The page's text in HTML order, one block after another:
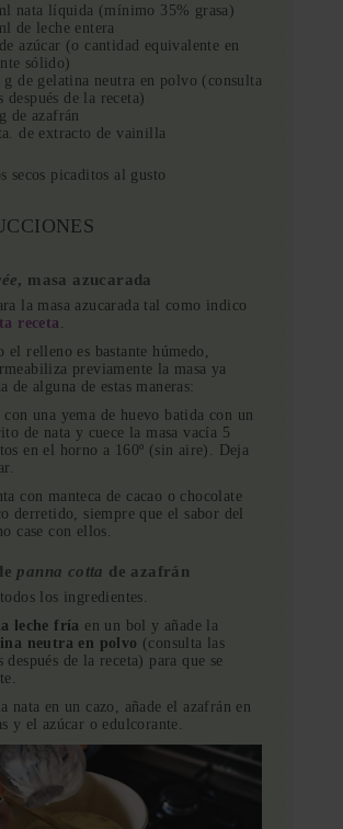
nata líquida (mínimo 35% grasa)
de leche entera
azúcar (o cantidad equivalente en
sólido)
g de gelatina neutra en polvo (consulta
después de la receta)
de azafrán
de extracto de vainilla
secos picaditos al gusto
, masa azucarada
la masa azucarada tal como indico
receta.
el relleno es bastante húmedo,
previamente la masa ya
de alguna de estas maneras:
con una yema de huevo batida con un
de nata y cuece la masa vacía 5
en el horno a 160º (sin aire). Deja
con manteca de cacao o chocolate
derretido, siempre que el sabor del
case con ellos.
panna cotta de azafrán
todos los ingredientes.
la leche fría en un bol y añade la
neutra en polvo (consulta las
después de la receta) para que se
nata en un cazo, añade el azafrán en
y el azúcar o edulcorante.